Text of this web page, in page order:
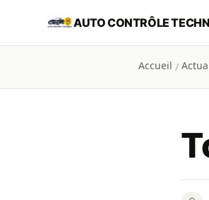
Aller au contenu principal
AUTO CONTRÔLE
Accueil /